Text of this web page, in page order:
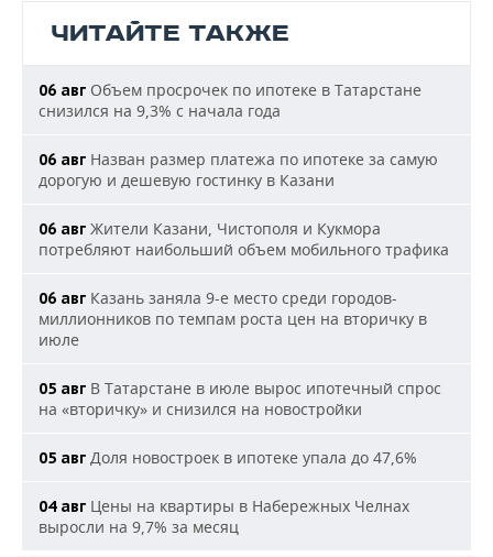
ЧИТАЙТЕ ТАКЖЕ
06 авг Объем просрочек по ипотеке в Татарстане
снизился на 9,3% с начала года
06 авг Назван размер платежа по ипотеке за самую
дорогую и дешевую гостинку в Казани
06 авг Жители Казани, Чистополя и Кукмора
потребляют наибольший объем мобильного трафика
06 авг Казань заняла 9-е место среди городов-
миллионников по темпам роста цен на вторичку в
июле
05 авг В Татарстане в июле вырос ипотечный спрос
на «вторичку» и снизился на новостройки
05 авг Доля новостроек в ипотеке упала до 47,6%
04 авг Цены на квартиры в Набережных Челнах
выросли на 9,7% за месяц